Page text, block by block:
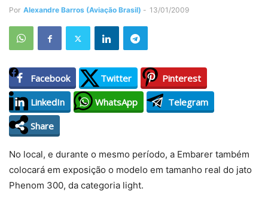
Por Alexandre Barros (Aviação Brasil) - 13/01/2009
Facebook Twitter
Pinterest
LinkedIn
WhatsApp
Telegram
Share
No local, e durante o mesmo período, a Embarer também
colocará em exposição o modelo em tamanho real do jato
Phenom 300, da categoria light.